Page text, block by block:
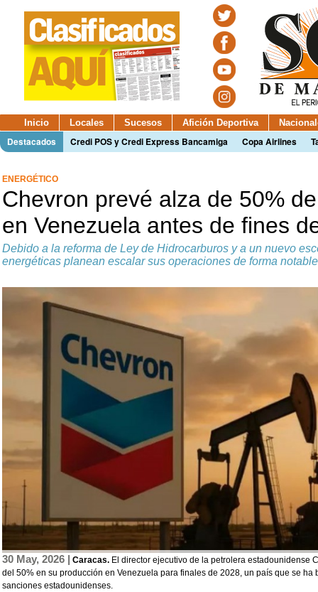
Inicio Locales Sucesos Afición Deportiva
Destacados Credi POS y Credi Express Bancamiga Copa Airlines
ENERGÉTICO
Chevron prevé alza de 50%
en Venezuela antes de fines
Debido a la reforma de Ley de Hidrocarburos y a un nuevo
energéticas planean escalar sus operaciones de forma
30 May, 2026 | Caracas. El director ejecutivo de la petrolera estadounidense
del 50% en su producción en Venezuela para finales de 2028, un país que se
sanciones estadounidenses.